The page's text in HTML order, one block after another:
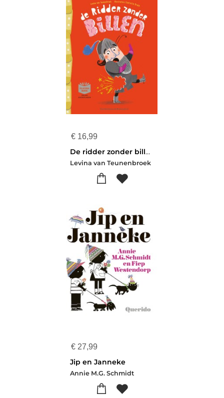
€ 16,99
De ridder zonder billen
Levina van Teunenbroek
€ 27,99
Jip en Janneke
Annie M.G. Schmidt